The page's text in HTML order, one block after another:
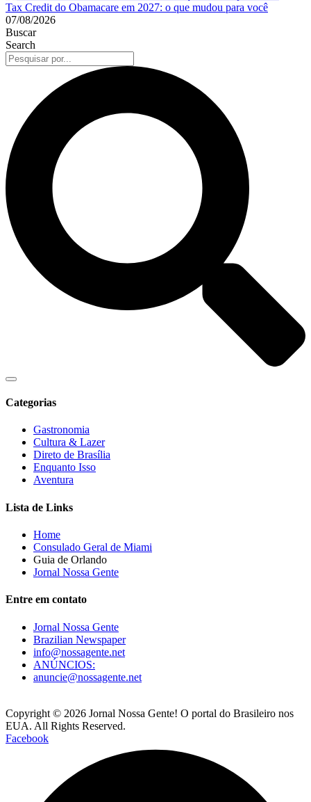
Tax Credit do Obamacare em 2027: o que mudou para você
07/08/2026
Buscar
Search
Categorias
Gastronomia
Cultura & Lazer
Direto de Brasília
Enquanto Isso
Aventura
Lista de Links
Home
Consulado Geral de Miami
Guia de Orlando
Jornal Nossa Gente
Entre em contato
Jornal Nossa Gente
Brazilian Newspaper
info@nossagente.net
ANÚNCIOS:
anuncie@nossagente.net
Copyright © 2026 Jornal Nossa Gente! O portal do Brasileiro nos
EUA. All Rights Reserved.
Facebook